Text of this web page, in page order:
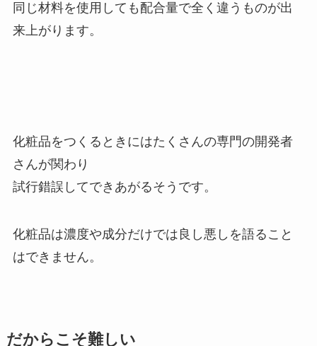
同じ材料を使用しても配合量で全く違うものが出
来上がります。
化粧品をつくるときにはたくさんの専門の開発者
さんが関わり
試行錯誤してできあがるそうです。
化粧品は濃度や成分だけでは良し悪しを語ること
はできません。
だからこそ難しい